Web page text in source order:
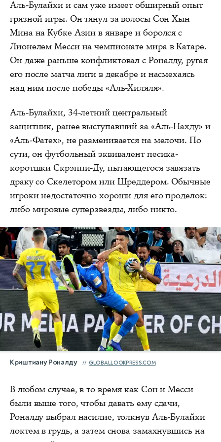
Аль-Булайхи и сам уже имеет обширный опыт
грязной игры. Он тянул за волосы Сон Хын
Мина на Кубке Азии в январе и боролся с
Лионелем Месси на чемпионате мира в Катаре.
Он даже раньше конфликтовал с Роналду, ругая
его после матча лиги в декабре и насмехаясь
над ним после победы «Аль-Хиляля».
Аль-Булайхи, 34-летний центральный
защитник, ранее выступавший за «Аль-Нахду» и
«Аль-Фатех», не разменивается на мелочи. По
сути, он футбольный эквивалент песика-
коротшки Скрэппи-Ду, пытающегося завязать
драку со Скелетором или Шреддером. Обычные
игроки недостаточно хороши для его проделок:
либо мировые суперзвезды, либо никто.
Криштиану Роналду GLOBALLOOKPRESS.COM
В любом случае, в то время как Сон и Месси
были выше того, чтобы давать ему сдачи,
Роналду выбрал насилие, толкнув Аль-Булайхи
локтем в грудь, а затем снова замахнувшись на